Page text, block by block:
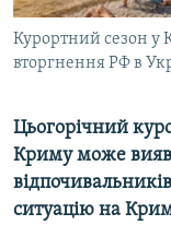
Усі сайти RFE/
Курортний сезон у
вторгнення РФ в
Цьогорічний
Криму може
ситуацію на